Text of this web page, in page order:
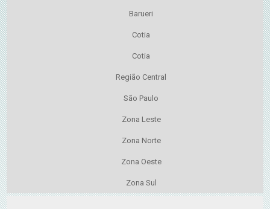
Barueri
Cotia
Cotia
Região Central
São Paulo
Zona Leste
Zona Norte
Zona Oeste
Zona Sul